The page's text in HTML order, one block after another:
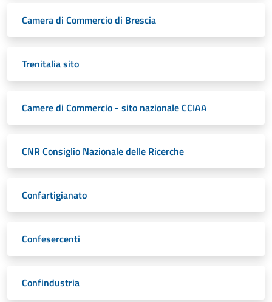
Camera di Commercio di Brescia
Trenitalia sito
Camere di Commercio - sito nazionale CCIAA
CNR Consiglio Nazionale delle Ricerche
Confartigianato
Confesercenti
Confindustria